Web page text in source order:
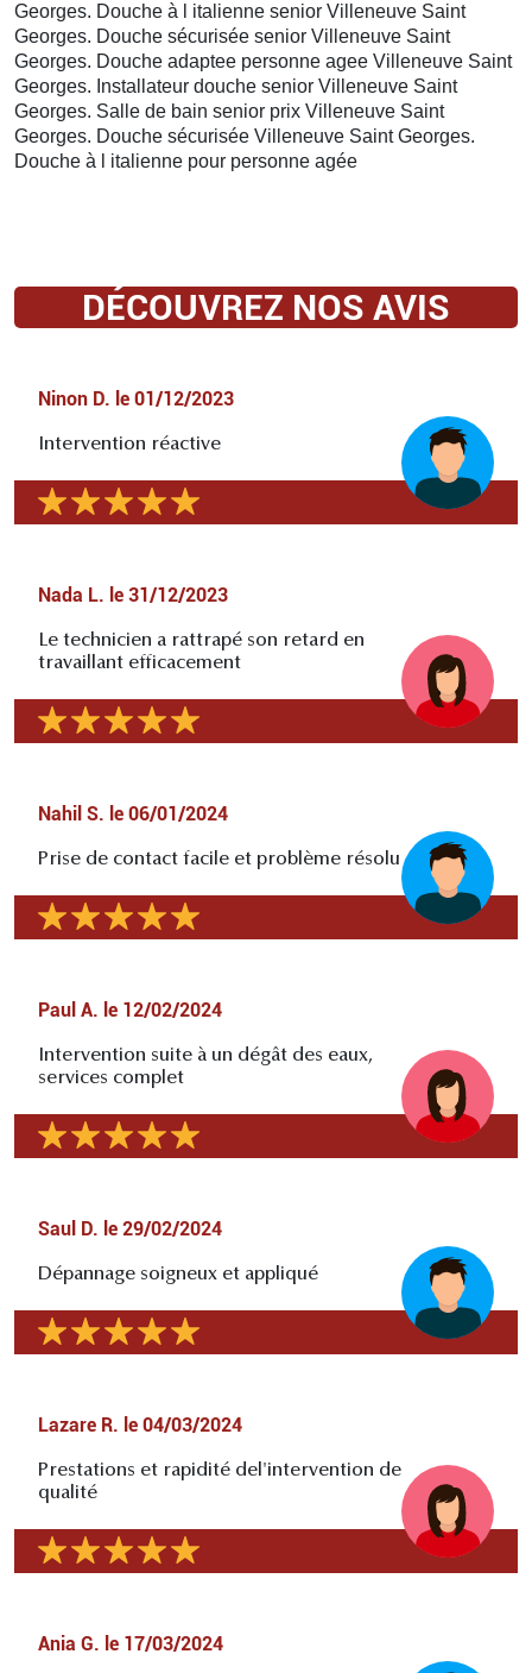
Georges. Douche à l italienne senior Villeneuve Saint
Georges. Douche sécurisée senior Villeneuve Saint
Georges. Douche adaptee personne agee Villeneuve Saint
Georges. Installateur douche senior Villeneuve Saint
Georges. Salle de bain senior prix Villeneuve Saint
Georges. Douche sécurisée Villeneuve Saint Georges.
Douche à l italienne pour personne agée
DÉCOUVREZ NOS AVIS
Ninon D. le 01/12/2023
Intervention réactive
Nada L. le 31/12/2023
Le technicien a rattrapé son retard en
travaillant efficacement
Nahil S. le 06/01/2024
Prise de contact facile et problème résolu
Paul A. le 12/02/2024
Intervention suite à un dégât des eaux,
services complet
Saul D. le 29/02/2024
Dépannage soigneux et appliqué
Lazare R. le 04/03/2024
Prestations et rapidité del'intervention de
qualité
Ania G. le 17/03/2024